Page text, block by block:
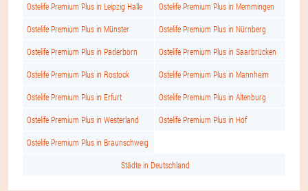
Ostelife Premium Plus in Leipzig Halle Ostelife Premium Plus in Memmingen
Ostelife Premium Plus in Münster Ostelife Premium Plus in Nürnberg
Ostelife Premium Plus in Paderborn Ostelife Premium Plus in Saarbrücken
Ostelife Premium Plus in Rostock Ostelife Premium Plus in Mannheim
Ostelife Premium Plus in Erfurt Ostelife Premium Plus in Altenburg
Ostelife Premium Plus in Westerland Ostelife Premium Plus in Hof
Ostelife Premium Plus in Braunschweig
Städte in Deutschland